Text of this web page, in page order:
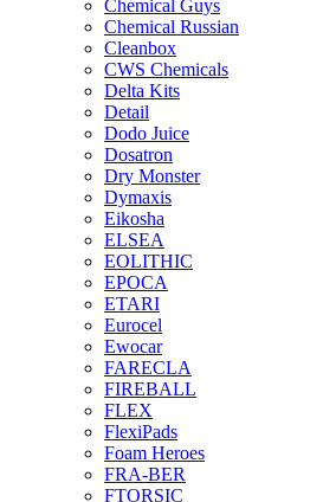
Chemical Guys
Chemical Russian
Cleanbox
CWS Chemicals
Delta Kits
Detail
Dodo Juice
Dosatron
Dry Monster
Dymaxis
Eikosha
ELSEA
EOLITHIC
EPOCA
ETARI
Eurocel
Ewocar
FARECLA
FIREBALL
FLEX
FlexiPads
Foam Heroes
FRA-BER
FTORSIC